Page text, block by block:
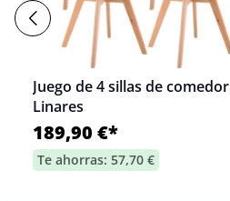
Juego de 4 sillas de comedor
Linares
189,90 €*
Te ahorras: 57,70 €